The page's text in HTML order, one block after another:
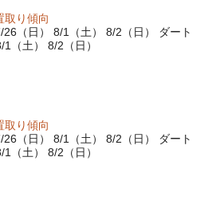
取り傾向
（日） 8/1（土） 8/2（日） ダート
（土） 8/2（日）
取り傾向
（日） 8/1（土） 8/2（日） ダート
（土） 8/2（日）